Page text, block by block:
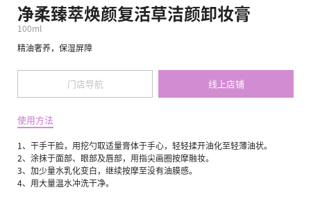
净柔臻萃焕颜复活草洁颜卸妆膏
100ml
精油奢养，保湿屏障
门店导航 线上店铺
使用方法
1、干手干脸，用挖勺取适量膏体于手心，轻轻揉开油化至轻薄油状。
2、涂抹于面部、眼部及唇部，用指尖画圈按摩融妆。
3、加少量水乳化变白，继续按摩至没有油膜感。
4、用大量温水冲洗干净。